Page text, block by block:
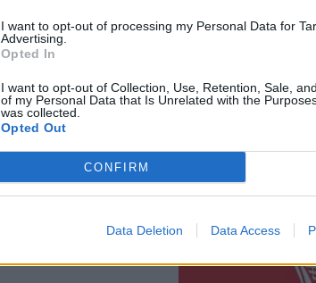
I want to opt-out of processing my Personal Data for
Advertising.
Opted In
I want to opt-out of Collection, Use, Retention, Sale,
of my Personal Data that Is Unrelated with the
was collected.
Opted Out
CONFIRM
Data Deletion Data Access